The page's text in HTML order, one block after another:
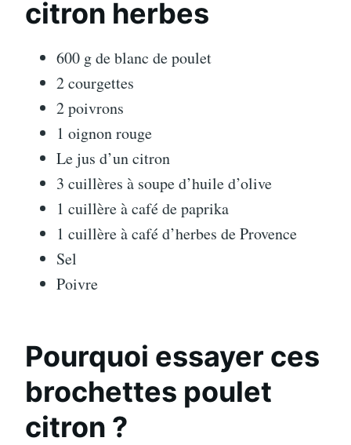
citron herbes
600 g de blanc de poulet
2 courgettes
2 poivrons
1 oignon rouge
Le jus d’un citron
3 cuillères à soupe d’huile d’olive
1 cuillère à café de paprika
1 cuillère à café d’herbes de Provence
Sel
Poivre
Pourquoi essayer ces
brochettes poulet
citron ?